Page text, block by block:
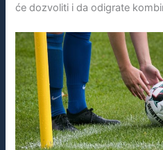
će dozvoliti i da odigrate